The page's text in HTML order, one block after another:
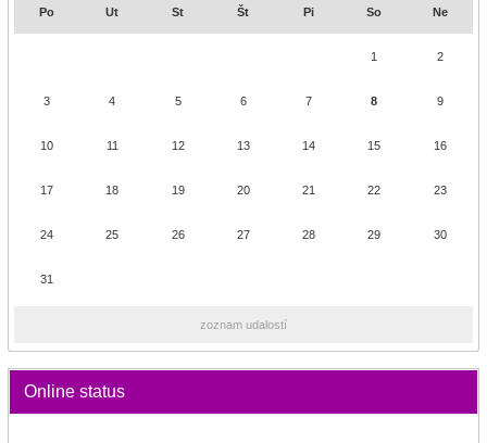
Po Ut St Št Pi So Ne
1 2
3 4 5 6 7 8 9
10 11 12 13 14 15 16
17 18 19 20 21 22 23
24 25 26 27 28 29 30
31
zoznam udalostí
Online status